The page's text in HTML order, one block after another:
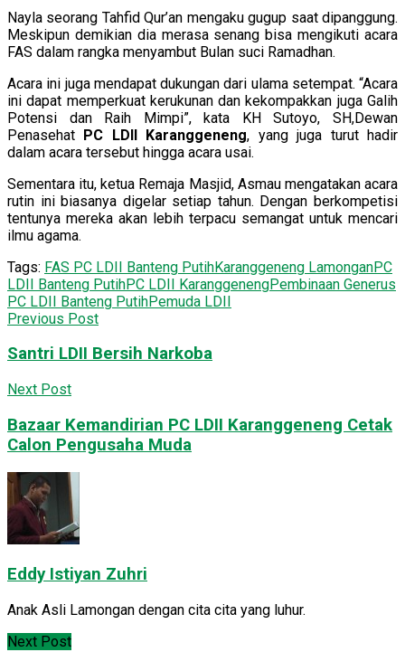
Nayla seorang Tahfid Qur’an mengaku gugup saat dipanggung.
Meskipun demikian dia merasa senang bisa mengikuti acara
FAS dalam rangka menyambut Bulan suci Ramadhan.
Acara ini juga mendapat dukungan dari ulama setempat. “Acara
ini dapat memperkuat kerukunan dan kekompakkan juga Galih
Potensi dan Raih Mimpi”, kata KH Sutoyo, SH,Dewan
Penasehat PC LDII Karanggeneng, yang juga turut hadir
dalam acara tersebut hingga acara usai.
Sementara itu, ketua Remaja Masjid, Asmau mengatakan acara
rutin ini biasanya digelar setiap tahun. Dengan berkompetisi
tentunya mereka akan lebih terpacu semangat untuk mencari
ilmu agama.
Tags: FAS PC LDII Banteng PutihKaranggeneng LamonganPC
LDII Banteng PutihPC LDII KaranggenengPembinaan Generus
PC LDII Banteng PutihPemuda LDII
Previous Post
Santri LDII Bersih Narkoba
Next Post
Bazaar Kemandirian PC LDII Karanggeneng Cetak
Calon Pengusaha Muda
Eddy Istiyan Zuhri
Anak Asli Lamongan dengan cita cita yang luhur.
Next Post